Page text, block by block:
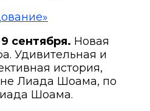
сентября. Новая
Удивительная и
история,
Лиада Шоама, по
Шоама.